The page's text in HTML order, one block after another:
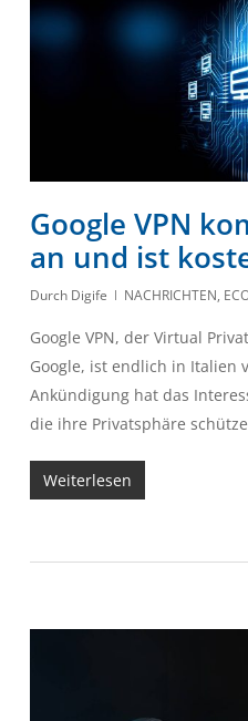
Google VPN
an und ist
Durch Digife NACHRICHTEN,
Google VPN, der Virtual
Google, ist endlich in Italien
Ankündigung hat das
die ihre Privatsphäre
Weiterlesen